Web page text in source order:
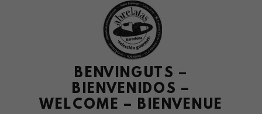
BENVINGUTS –
BIENVENIDOS –
WELCOME – BIENVENUE